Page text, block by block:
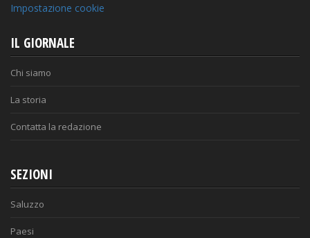
Impostazione cookie
IL GIORNALE
Chi siamo
La storia
Contatta la redazione
SEZIONI
Saluzzo
Paesi